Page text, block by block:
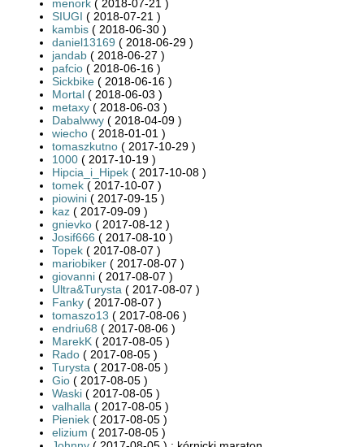
menork ( 2018-07-21 )
SIUGI ( 2018-07-21 )
kambis ( 2018-06-30 )
daniel13169 ( 2018-06-29 )
jandab ( 2018-06-27 )
pafcio ( 2018-06-16 )
Sickbike ( 2018-06-16 )
Mortal ( 2018-06-03 )
metaxy ( 2018-06-03 )
Dabalwwy ( 2018-04-09 )
wiecho ( 2018-01-01 )
tomaszkutno ( 2017-10-29 )
1000 ( 2017-10-19 )
Hipcia_i_Hipek ( 2017-10-08 )
tomek ( 2017-10-07 )
piowini ( 2017-09-15 )
kaz ( 2017-09-09 )
gnievko ( 2017-08-12 )
Josif666 ( 2017-08-10 )
Topek ( 2017-08-07 )
mariobiker ( 2017-08-07 )
giovanni ( 2017-08-07 )
Ultra&Turysta ( 2017-08-07 )
Fanky ( 2017-08-07 )
tomaszo13 ( 2017-08-06 )
endriu68 ( 2017-08-06 )
MarekK ( 2017-08-05 )
Rado ( 2017-08-05 )
Turysta ( 2017-08-05 )
Gio ( 2017-08-05 )
Waski ( 2017-08-05 )
valhalla ( 2017-08-05 )
Pieniek ( 2017-08-05 )
elizium ( 2017-08-05 )